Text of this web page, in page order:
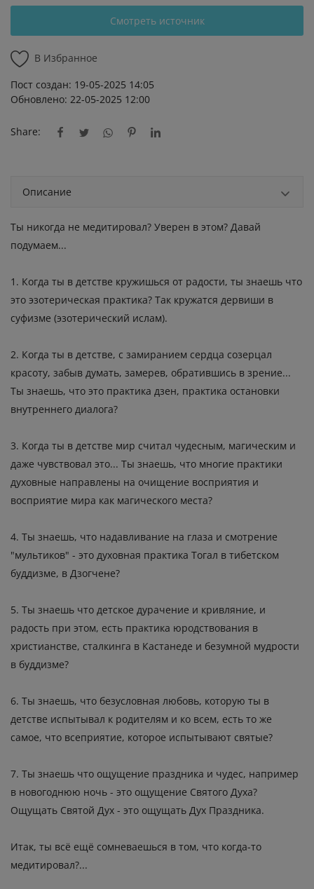
Смотреть источник
В Избранное
Пост создан: 19-05-2025 14:05
Обновлено: 22-05-2025 12:00
Share:
Описание
Ты никогда не медитировал? Уверен в этом? Давай
подумаем...
1. Когда ты в детстве кружишься от радости, ты знаешь что
это эзотерическая практика? Так кружатся дервиши в
суфизме (эзотерический ислам).
2. Когда ты в детстве, с замиранием сердца созерцал
красоту, забыв думать, замерев, обратившись в зрение...
Ты знаешь, что это практика дзен, практика остановки
внутреннего диалога?
3. Когда ты в детстве мир считал чудесным, магическим и
даже чувствовал это... Ты знаешь, что многие практики
духовные направлены на очищение восприятия и
восприятие мира как магического места?
4. Ты знаешь, что надавливание на глаза и смотрение
"мультиков" - это духовная практика Тогал в тибетском
буддизме, в Дзогчене?
5. Ты знаешь что детское дурачение и кривляние, и
радость при этом, есть практика юродствования в
христианстве, сталкинга в Кастанеде и безумной мудрости
в буддизме?
6. Ты знаешь, что безусловная любовь, которую ты в
детстве испытывал к родителям и ко всем, есть то же
самое, что всеприятие, которое испытывают святые?
7. Ты знаешь что ощущение праздника и чудес, например
в новогоднюю ночь - это ощущение Святого Духа?
Ощущать Святой Дух - это ощущать Дух Праздника.
Итак, ты всё ещё сомневаешься в том, что когда-то
медитировал?...